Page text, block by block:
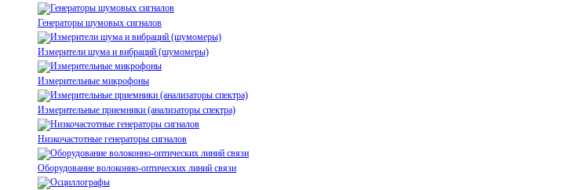
Генераторы шумовых сигналов
Измерители шума и вибраций (шумомеры)
Измерительные микрофоны
Измерительные приемники (анализаторы спектра)
Низкочастотные генераторы сигналов
Оборудование волоконно-оптических линий связи